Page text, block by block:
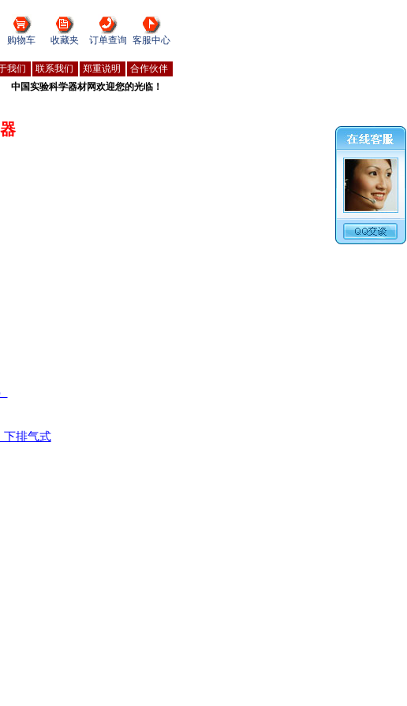
购物车 收藏夹 订单查询 客服中心
我们 联系我们 郑重说明
合作伙伴
中国实验科学器材网欢迎您的光临！
下排气式